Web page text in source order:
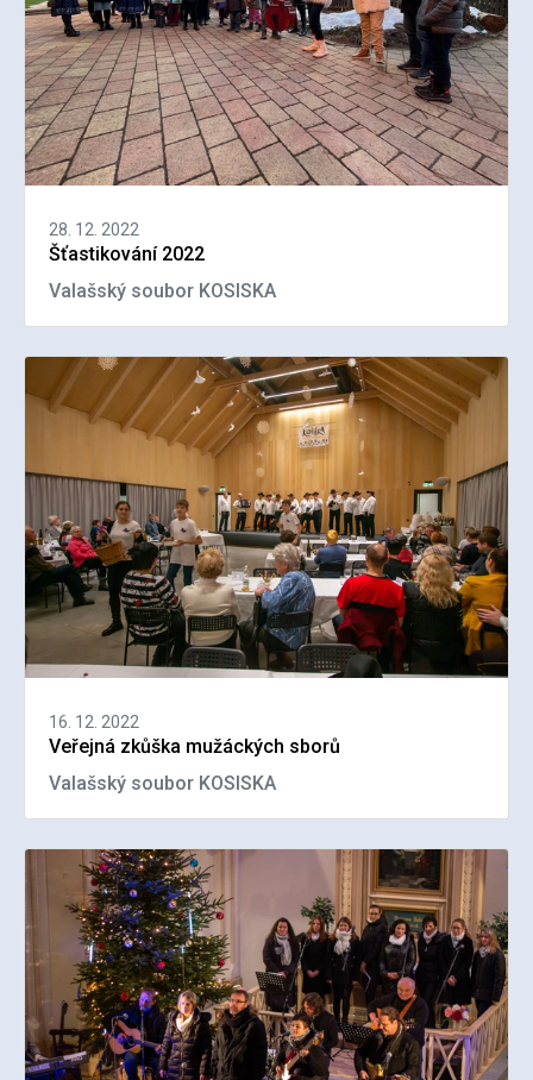
28. 12. 2022
Šťastikování 2022
Valašský soubor KOSISKA
16. 12. 2022
Veřejná zkůška mužáckých sborů
Valašský soubor KOSISKA